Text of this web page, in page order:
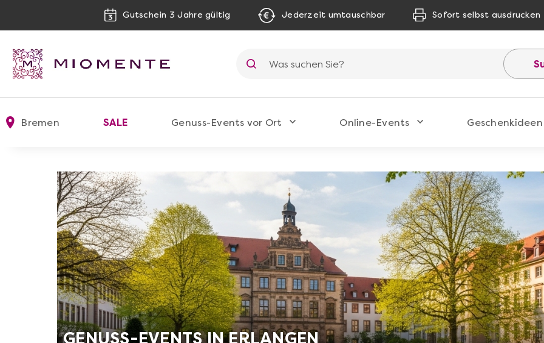
Gutschein 3 Jahre gültig Jederzeit umtauschbar Sofort selbst ausdrucken
Bremen SALE Genuss-Events vor Ort Online-Events Geschenkideen
GENUSS-EVENTS IN ERLANGEN